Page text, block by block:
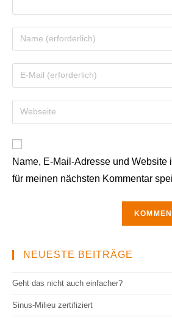
Name, E-Mail-Adresse und Website
für meinen nächsten Kommentar
NEUESTE BEITRÄGE
Geht das nicht auch einfacher?
Sinus-Milieu zertifiziert